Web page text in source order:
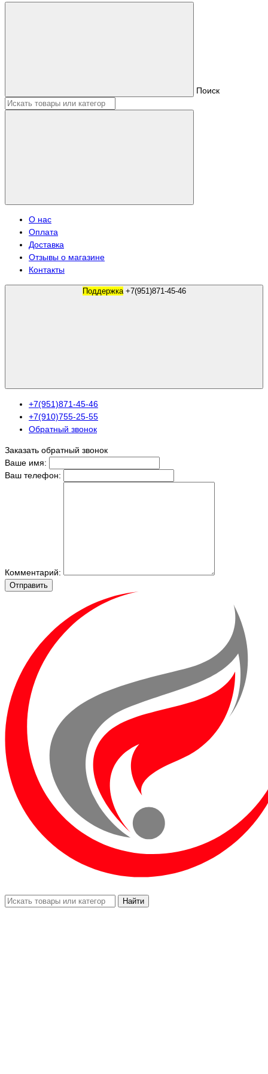
Поиск
О нас
Оплата
Доставка
Отзывы о магазине
Контакты
Поддержка +7(951)871-45-46
+7(951)871-45-46
+7(910)755-25-55
Обратный звонок
Заказать обратный звонок
Ваше имя:
Ваш телефон:
Комментарий:
Отправить
Найти